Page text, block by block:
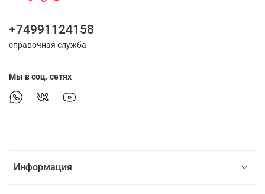
Информация
+74991124158
справочная служба
Мы в соц. сетях